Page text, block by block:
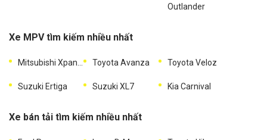
Outlander
Xe MPV tìm kiếm nhiều nhất
Toyota Avanza Toyota Veloz
Suzuki Ertiga Suzuki XL7 Kia Carnival
Xe bán tải tìm kiếm nhiều nhất